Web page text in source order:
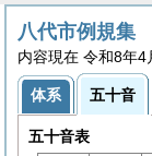
八代市例規集
内容現在 令和8年
体系 五十音
五十音表